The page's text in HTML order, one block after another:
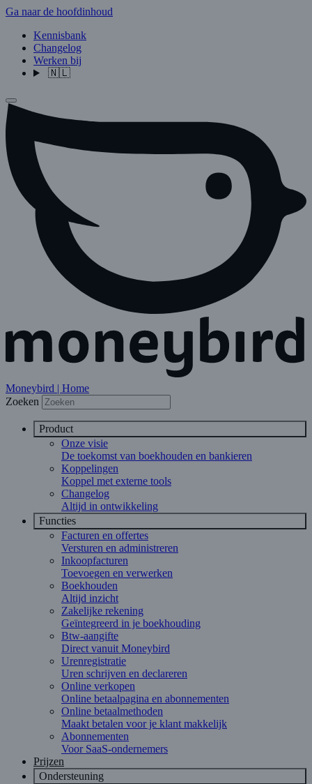
Ga naar de hoofdinhoud
Kennisbank
Changelog
Werken bij
🇳🇱
Moneybird | Home
Zoeken
Product
Onze visie
De toekomst van boekhouden en bankieren
Koppelingen
Koppel met externe tools
Changelog
Altijd in ontwikkeling
Functies
Facturen en offertes
Versturen en administreren
Inkoopfacturen
Toevoegen en verwerken
Boekhouden
Altijd inzicht
Zakelijke rekening
Geïntegreerd in je boekhouding
Btw-aangifte
Direct vanuit Moneybird
Urenregistratie
Uren schrijven en declareren
Online verkopen
Online betaalpagina en abonnementen
Online betaalmethoden
Maakt betalen voor je klant makkelijk
Abonnementen
Voor SaaS-ondernemers
Prijzen
Ondersteuning